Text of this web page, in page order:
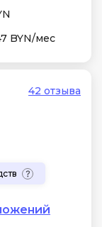
BYN/мес
42 отзыва